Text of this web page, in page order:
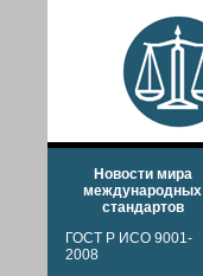
Новости мира
международных
стандартов
ГОСТ Р ИСО 9001-
2008